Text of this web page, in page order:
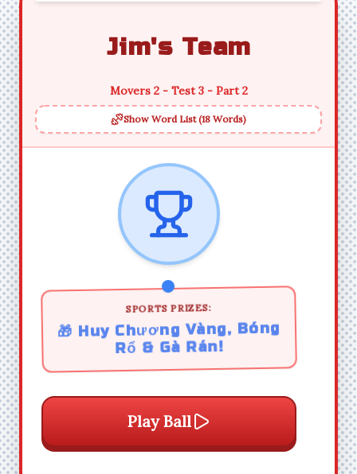
Jim's Team
Movers 2 - Test 3 - Part 2
Show Word List (18 Words)
SPORTS PRIZES:
🎁 Huy Chương Vàng, Bóng
Rổ & Gà Rán!
Play Ball